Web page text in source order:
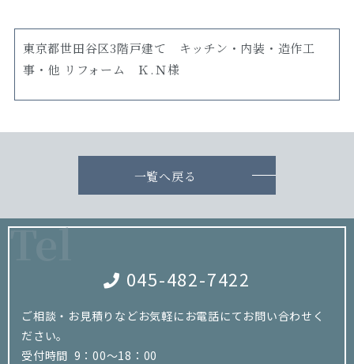
東京都世田谷区3階戸建て キッチン・内装・造作工
事・他 リフォーム Ｋ.Ｎ様
一覧へ戻る
045-482-7422
ご相談・お見積りなどお気軽にお電話にてお問い合わせく
ださい。
受付時間 9：00～18：00
Tel